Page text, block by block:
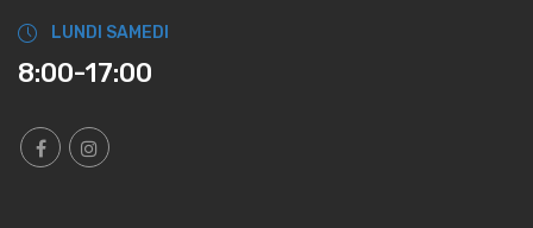
LUNDI SAMEDI
8:00-17:00